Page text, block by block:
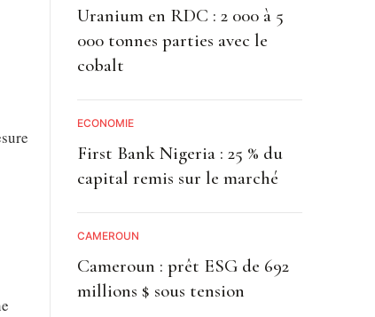
Uranium en RDC : 2 000 à 5
000 tonnes parties avec le
cobalt
ECONOMIE
First Bank Nigeria : 25 % du
capital remis sur le marché
CAMEROUN
Cameroun : prêt ESG de 692
millions $ sous tension